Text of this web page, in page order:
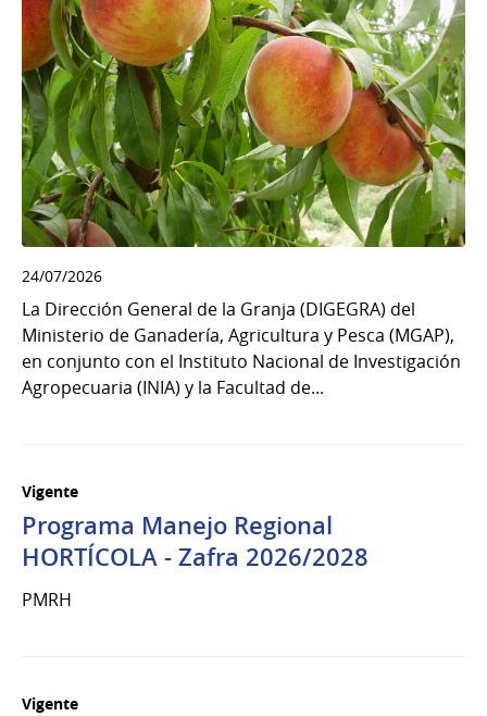
24/07/2026
La Dirección General de la Granja (DIGEGRA) del
Ministerio de Ganadería, Agricultura y Pesca (MGAP),
en conjunto con el Instituto Nacional de Investigación
Agropecuaria (INIA) y la Facultad de...
Vigente
Programa Manejo Regional
HORTÍCOLA - Zafra 2026/2028
PMRH
Vigente